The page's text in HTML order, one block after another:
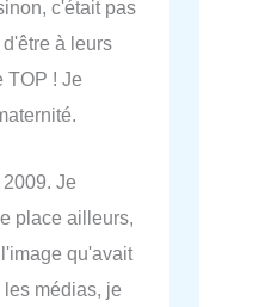
c'était pas
à leurs
TOP ! Je
Je
place ailleurs,
qu'avait
médias, je